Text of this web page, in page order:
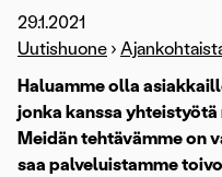
29.1.2021
Uutishuone ›
Haluamme olla
jonka kanssa
Meidän tehtävämme on
saa palveluistamme